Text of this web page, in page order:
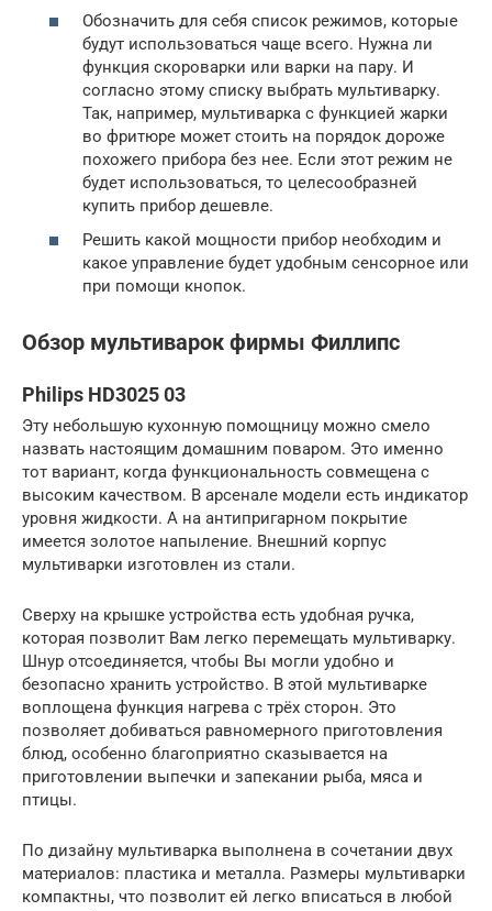
Обозначить для себя список режимов, которые
будут использоваться чаще всего. Нужна ли
функция скороварки или варки на пару. И
согласно этому списку выбрать мультиварку.
Так, например, мультиварка с функцией жарки
во фритюре может стоить на порядок дороже
похожего прибора без нее. Если этот режим не
будет использоваться, то целесообразней
купить прибор дешевле.
Решить какой мощности прибор необходим и
какое управление будет удобным сенсорное или
при помощи кнопок.
Обзор мультиварок фирмы Филлипс
Philips HD3025 03
Эту небольшую кухонную помощницу можно смело
назвать настоящим домашним поваром. Это именно
тот вариант, когда функциональность совмещена с
высоким качеством. В арсенале модели есть индикатор
уровня жидкости. А на антипригарном покрытие
имеется золотое напыление. Внешний корпус
мультиварки изготовлен из стали.
Сверху на крышке устройства есть удобная ручка,
которая позволит Вам легко перемещать мультиварку.
Шнур отсоединяется, чтобы Вы могли удобно и
безопасно хранить устройство. В этой мультиварке
воплощена функция нагрева с трёх сторон. Это
позволяет добиваться равномерного приготовления
блюд, особенно благоприятно сказывается на
приготовлении выпечки и запекании рыба, мяса и
птицы.
По дизайну мультиварка выполнена в сочетании двух
материалов: пластика и металла. Размеры мультиварки
компактны, что позволит ей легко вписаться в любой